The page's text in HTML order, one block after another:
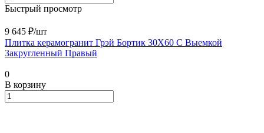
Быстрый просмотр
9 645 ₽/шт
Плитка керамогранит Грэй Бортик 30X60 С Выемкой
Закругленный Правый
0
В корзину